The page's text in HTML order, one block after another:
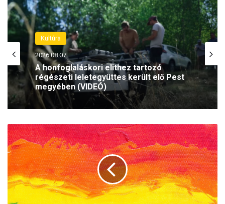
Kultúra
2026.08.07.
régészeti leletegyüttes került elő Pest
megyében (VIDEÓ)
Kultúra
2026.08.02.
Bogányiék, Ránkiék és Lackfiék is
fellépnek idén az Ars Sacra Fesztiválon
V
e
s
z
p
r
é